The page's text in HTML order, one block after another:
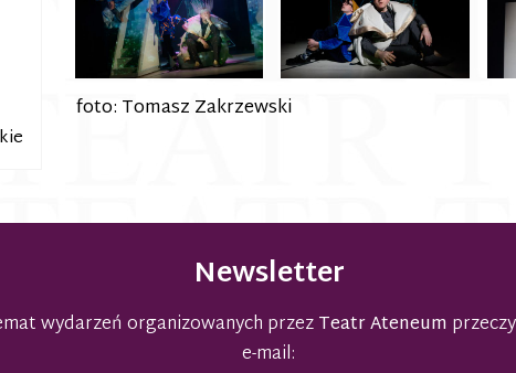
foto: Tomasz Zakrzewski
Newsletter
wydarzeń organizowanych przezTeatr Ateneum
e-mail: